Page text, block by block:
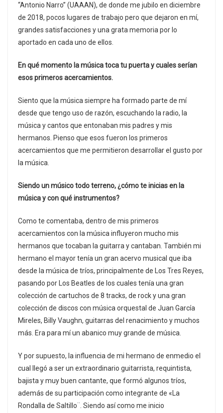
“Antonio Narro” (UAAAN), de donde me jubilo en diciembre
de 2018, pocos lugares de trabajo pero que dejaron en mí,
grandes satisfacciones y una grata memoria por lo
aportado en cada uno de ellos.
En qué momento la música toca tu puerta y cuales serían
esos primeros acercamientos.
Siento que la música siempre ha formado parte de mí
desde que tengo uso de razón, escuchando la radio, la
música y cantos que entonaban mis padres y mis
hermanos. Pienso que esos fueron los primeros
acercamientos que me permitieron desarrollar el gusto por
la música.
Siendo un músico todo terreno, ¿cómo te inicias en la
música y con qué instrumentos?
Como te comentaba, dentro de mis primeros
acercamientos con la música influyeron mucho mis
hermanos que tocaban la guitarra y cantaban. También mi
hermano el mayor tenía un gran acervo musical que iba
desde la música de tríos, principalmente de Los Tres Reyes,
pasando por Los Beatles de los cuales tenía una gran
colección de cartuchos de 8 tracks, de rock y una gran
colección de discos con música orquestal de Juan García
Mireles, Billy Vaughn, guitarras del renacimiento y muchos
más. Era para mí un abanico muy grande de música.
Y por supuesto, la influencia de mi hermano de enmedio el
cual llegó a ser un extraordinario guitarrista, requintista,
bajista y muy buen cantante, que formó algunos tríos,
además de su participación como integrante de «La
Rondalla de Saltillo¨. Siendo así como me inicio